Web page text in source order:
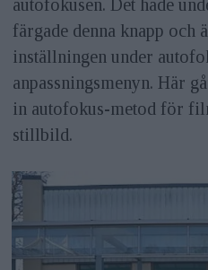
autofokusen. Det hade
färgade denna knapp och
inställningen under
anpassningsmenyn. Här
in autofokus-metod för
stillbild.